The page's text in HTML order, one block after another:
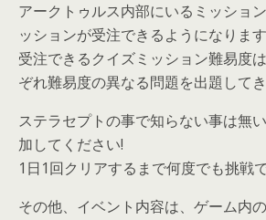
アークトゥルス内部にいるミッショ
ッションが受注できるようになります
受注できるクイズミッション難易度
ぞれ難易度の異なる問題を出題してき
ステラセプトの事で知らない事は無
加してください!
1日1回クリアするまで何度でも挑戦で
その他、イベント内容は、ゲーム内